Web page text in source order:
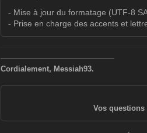
- Mise à jour du formatage (UTF-8
- Prise en charge des accents et
———————————————
Cordialement, Messiah93.
Vos questions